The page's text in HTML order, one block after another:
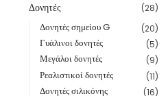
Δονητές (28)
Δονητές σημείου G (20)
Γυάλινοι δονητές (5)
Μεγάλοι δονητές (9)
Ρεαλιστικοί δονητές (11)
Δονητές σιλικόνης (16)